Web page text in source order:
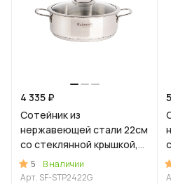
4 335 ₽
Сотейник из
нержавеющей стали 22см
со стеклянной крышкой,
линия "Сафия"
5
В наличии
Арт. SF-STP2422G